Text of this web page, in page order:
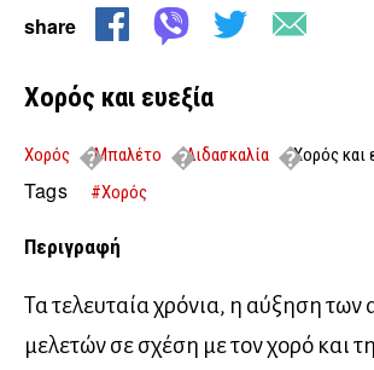
share
Χορός και ευεξία
Χορός Μπαλέτο Διδασκαλία Χορός και
Tags #Χορός
Περιγραφή
Τα τελευταία χρόνια, η αύξηση
μελετών σε σχέση με τον χορό και